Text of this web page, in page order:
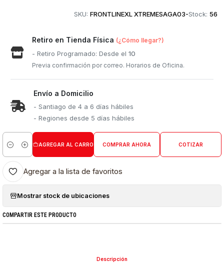
SKU: FRONTLINEXL XTREMESAGA03-Stock: 56
Retiro en Tienda Física (¿Cómo llegar?)
- Retiro Programado: Desde el10
Previa confirmación por correo. Horarios de Oficina.
Envío a Domicilio
- Santiago de 4 a 6 días hábiles
- Regiones desde 5 días hábiles
Cantidad
AGREGAR AL CARRO COMPRAR AHORA COTIZAR
Agregar a la lista de favoritos
Mostrar stock de ubicaciones
COMPARTIR ESTE PRODUCTO
Descripción